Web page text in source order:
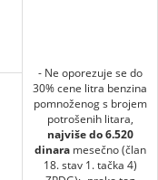
- Ne oporezuje se do
30% cene litra benzina
pomnoženog s brojem
potrošenih litara,
najviše do 6.520
dinaramesečno (član
18. stav 1. tačka 4)